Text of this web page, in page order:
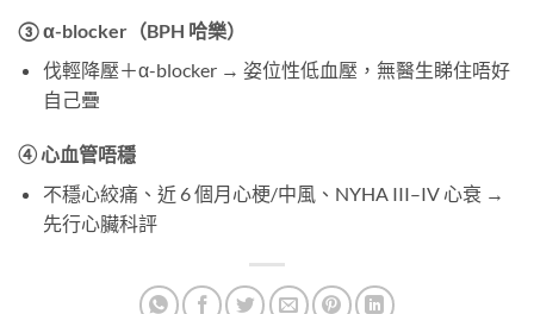
③ α-blocker（BPH 哈樂）
伐輕降壓＋α-blocker → 姿位性低血壓，無醫生睇住唔好
自己疊
④ 心血管唔穩
不穩心絞痛、近 6 個月心梗/中風、NYHA III–IV 心衰 →
先行心臟科評